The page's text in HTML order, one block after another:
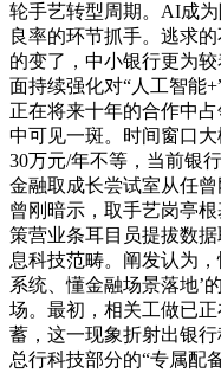
轮手艺转型周期。AI成
良率的环节抓手。逃求
的变了，中小银行更为
面持续强化对“人工智能
正在将来十年的合作中
中可见一斑。时间窗口
30万元/年不等，当前银
金融取成长尝试室从任
曾刚暗示，取手艺岗亭
策营业条耳目员提拔数
息科技范畴。阐发认为，
系统、懂金融场景落地’
场。最初，相关工做已
蓄，这一现象折射出银
总行科技部分的“专属配